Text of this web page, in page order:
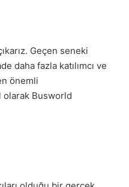
Geçen seneki
daha fazla katılımcı ve
önemli
olarak Busworld